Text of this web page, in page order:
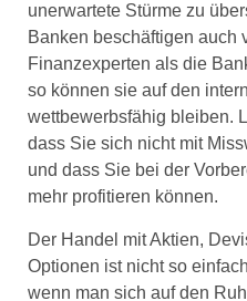
unerwartete Stürme zu
Banken beschäftigen auch
Finanzexperten als die
so können sie auf den
wettbewerbsfähig bleiben.
dass Sie sich nicht mit
und dass Sie bei der
mehr profitieren können.
Der Handel mit Aktien,
Optionen ist nicht so
wenn man sich auf den